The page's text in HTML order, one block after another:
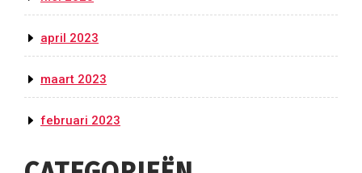
april 2023
maart 2023
februari 2023